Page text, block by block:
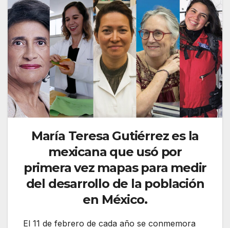
María Teresa Gutiérrez es la
mexicana que usó por
primera vez mapas para medir
del desarrollo de la población
en México.
El 11 de febrero de cada año se conmemora